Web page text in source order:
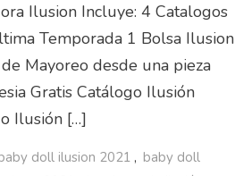
Ilusion Incluye: 4 Catalogos
Temporada 1 Bolsa Ilusion
Mayoreo desde una pieza
Gratis Catálogo Ilusión
Ilusión […]
doll ilusion 2021 , baby doll